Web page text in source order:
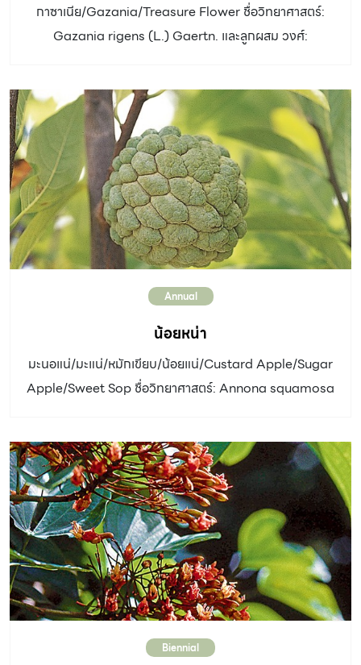
กาซาเนีย/Gazania/Treasure Flower ชื่อวิทยาศาสตร์:
Gazania rigens (L.) Gaertn. และลูกผสม วงศ์:
ช้อน ขอบเรียบหรือหยักเว้าลึกแบบขนนก แผ่นใบหนา สีเขียว
เข้ม หลังใบสีขาว-เงิน ดอก: ดอกออกเป็นช่อกระจุกที่ปลาย
ยอด ก้านดอกยาว 15-20 เซนติเมตร ขนาดดอก 5-10
เซนติเมตร กลีบดอกวงนอกรูปรี สีเหลือง ส้ม ชมพู แดง และ
บรอนซ์ โคนกลีบมักมีแถบสีน้ำตาลแดงเรียงเป็นวง กลีบดอก
วงในรูปหลอด สีเหลือง ผล: เมล็ดขนาดใหญ่ อัตราการ
เจริญเติบโต: ปานกลาง ดิน: ชอบดินร่วนปนทราย แสงแดด:
[…]
Annual
น้อยหน่า
มะนอแน่/มะแน่/หมักเขียบ/น้อยแน่/Custard Apple/Sugar
Apple/Sweet Sop ชื่อวิทยาศาสตร์: Annona squamosa
แหลม ออกเรียงสลับในระนาบเดียวกัน ดอก: ดอกออกที่ซอก
ใบใกล้ปลายยอด ดอกห้อยลง สีเหลือง มีกลีบรวมหนา 6 กลีบ
ปลายแหลมเรียงเป็นสองชั้น ชั้นละ 3 กลีบ ผล: เมื่อติดผลจะ
ขยายขนาดเป็นรูปหัวใจ เปลือกผลเป็นปุ่มนูน สีเขียว เมื่อสุก
ภายในมีเนื้อนุ่มสีขาว รสหวานและมีกลิ่นหอม ห่อหุ้มเมล็ดแข็ง
รูปรีสีดำไว้จำนวนมาก อัตราการเจริญเติบโต: ปานกลาง ดิน:
ชอบดินร่วน แสงแดด: แสงแดดตลอดวัน น้ำ: ปานกลาง ทน
ปลูก 2-3 ปีจะเริ่มผลิดอกออกผล การใช้งานและอื่นๆ: […]
Biennial